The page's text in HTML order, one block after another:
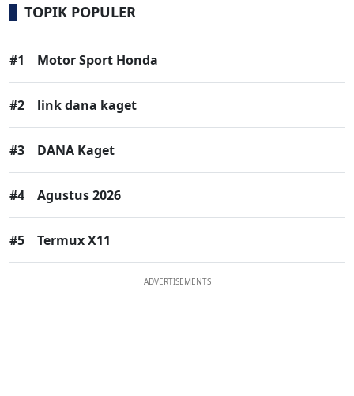
TOPIK POPULER
#1 Motor Sport Honda
#2 link dana kaget
#3 DANA Kaget
#4 Agustus 2026
#5 Termux X11
ADVERTISEMENTS